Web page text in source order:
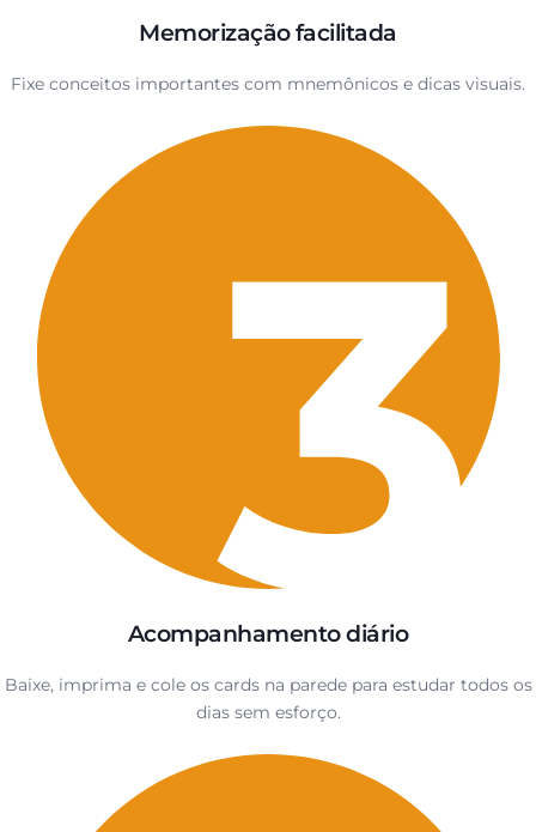
Memorização facilitada
Fixe conceitos importantes com mnemônicos e dicas visuais.
Acompanhamento diário
Baixe, imprima e cole os cards na parede para estudar todos os
dias sem esforço.